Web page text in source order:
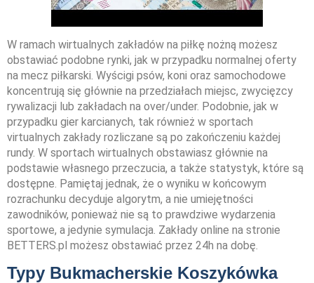
W ramach wirtualnych zakładów na piłkę nożną możesz
obstawiać podobne rynki, jak w przypadku normalnej oferty
na mecz piłkarski. Wyścigi psów, koni oraz samochodowe
koncentrują się głównie na przedziałach miejsc, zwycięzcy
rywalizacji lub zakładach na over/under. Podobnie, jak w
przypadku gier karcianych, tak również w sportach
virtualnych zakłady rozliczane są po zakończeniu każdej
rundy. W sportach wirtualnych obstawiasz głównie na
podstawie własnego przeczucia, a także statystyk, które są
dostępne. Pamiętaj jednak, że o wyniku w końcowym
rozrachunku decyduje algorytm, a nie umiejętności
zawodników, ponieważ nie są to prawdziwe wydarzenia
sportowe, a jedynie symulacja. Zakłady online na stronie
BETTERS.pl możesz obstawiać przez 24h na dobę.
Typy Bukmacherskie Koszykówka